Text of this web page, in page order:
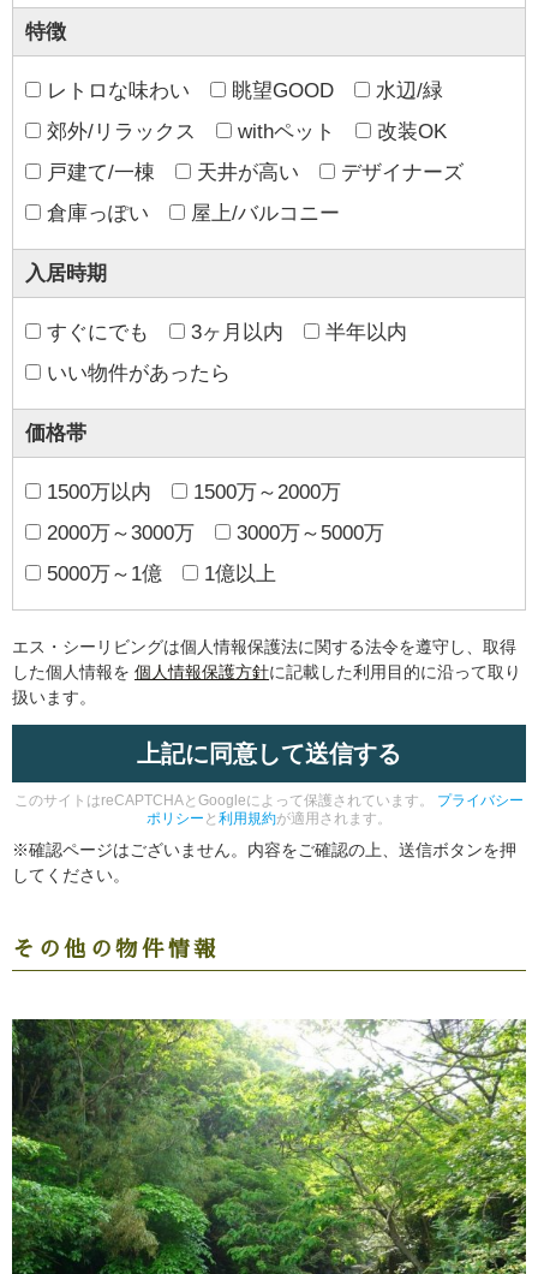
特徴
レトロな味わい 眺望GOOD
水辺/緑
郊外/リラックス
withペット
改装OK
戸建て/一棟
天井が高い
デザイナーズ
倉庫っぽい
屋上/バルコニー
入居時期
すぐにでも 3ヶ月以内
半年以内
いい物件があったら
価格帯
1500万以内
1500万～2000万
2000万～3000万
3000万～5000万
5000万～1億
1億以上
エス・シーリビングは個人情報保護法に関する法令を遵守し、取得
した個人情報を 個人情報保護方針に記載した利用目的に沿って取り
扱います。
このサイトはreCAPTCHAとGoogleによって保護されています。
プライバシー
ポリシー と 利用規約が適用されます。
※確認ページはございません。内容をご確認の上、送信ボタンを押
してください。
その他の物件情報